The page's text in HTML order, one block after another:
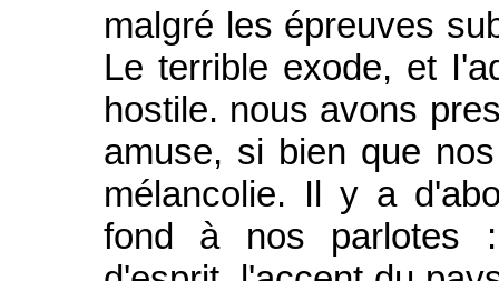
malgré les épreuves
Le terrible exode, et
hostile. nous avons
amuse, si bien que
mélancolie. Il y a
fond à nos parlotes